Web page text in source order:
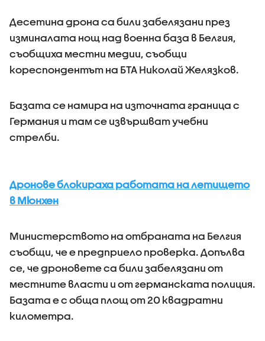
Десетина дрона са били забелязани през
изминалата нощ над военна база в Белгия,
съобщиха местни медии, съобщи
кореспондентът на БТА Николай Желязков.
Базата се намира на източната граница с
Германия и там се извършват учебни
стрелби.
Дронове блокираха работата на летището
в Мюнхен
Министерството на отбраната на Белгия
съобщи, че е предприело проверка. Допълва
се, че дроновете са били забелязани от
местните власти и от германската полиция.
Базата е с обща площ от 20 квадратни
километра.